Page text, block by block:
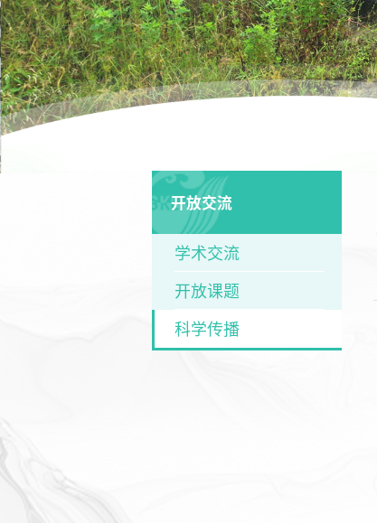
开放交流
学术交流
开放课题
科学传播